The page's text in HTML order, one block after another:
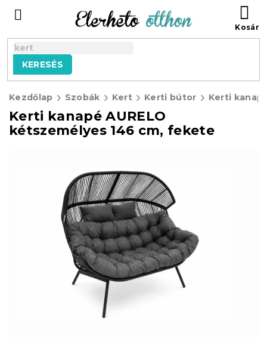
tartalomhoz
KERESÉS
Kezdőlap Szobák Kert Kerti bútor
Kerti kanapé AURELO
kétszemélyes 146 cm, fekete